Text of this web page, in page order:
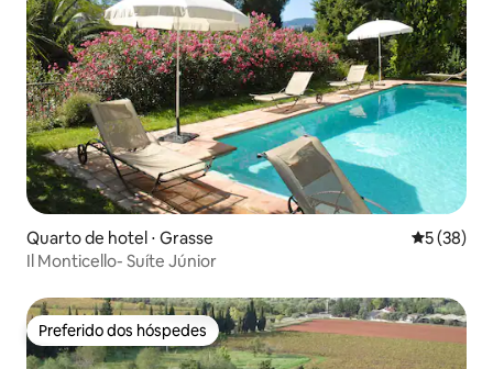
Quarto de hotel ⋅ Grasse 5 de uma
5 (38)
Il Monticello- Suíte Júnior
Preferido dos hóspedes
Preferido dos hóspedes